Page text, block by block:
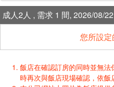
成人2人 , 需求 1 間, 2026/08/
您所設
飯店在確認訂房的同時並無
時再次與飯店現場確認，依飯